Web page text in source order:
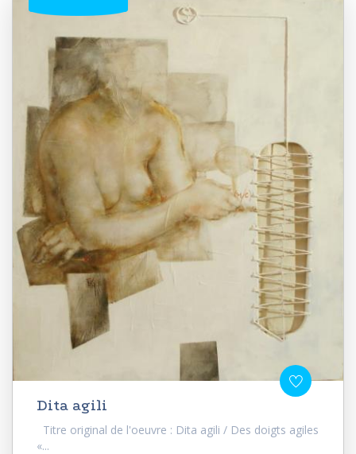
Dita agili
Titre original de l'oeuvre : Dita agili / Des doigts agiles
«...